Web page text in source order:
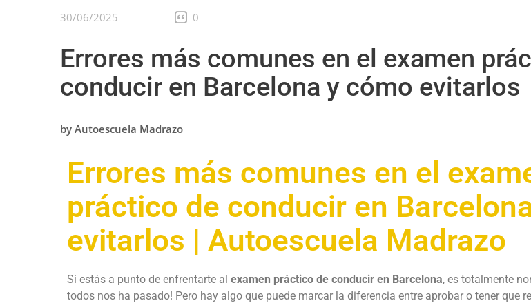
30/06/2025 0
Errores más comunes en el examen
conducir en Barcelona y cómo evitarlos
by Autoescuela Madrazo
Errores más comunes en el
práctico de conducir en
evitarlos | Autoescuela Madrazo
Si estás a punto de enfrentarte al examen práctico de conducir en Barcelona, es totalmente
todos nos ha pasado! Pero hay algo que puede marcar la diferencia entre aprobar o tener que